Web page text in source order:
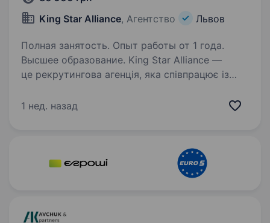
King Star Alliance, Агентство Львов
Полная занятость. Опыт работы от 1 года.
Высшее образование. King Star Alliance —
це рекрутингова агенція, яка співпрацює із
та холдингами. В одне із Адвокатських
1 нед. назад